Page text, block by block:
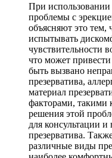
При использовании
проблемы с
объясняют это
испытывать
чувствительности
что может
быть вызвано
презерватива,
материал
факторами, такими
решения этой
для консультации
презерватива.
различные виды